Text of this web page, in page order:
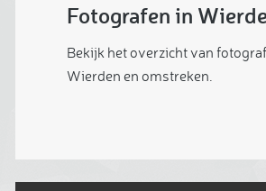
Fotografen in
Bekijk het overzicht van
Wierden en omstreken.